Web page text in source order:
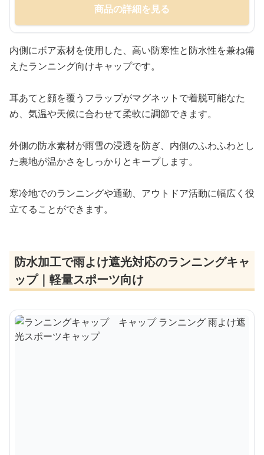
商品の詳細を見る
内側にボア素材を使用した、高い防寒性と防水性を兼ね備
えたランニング向けキャップです。
耳あてと顔を覆うフラップがマグネットで着脱可能なた
め、気温や天候に合わせて柔軟に調節できます。
外側の防水素材が雨雪の浸透を防ぎ、内側のふわふわとし
た裏地が温かさをしっかりとキープします。
寒冷地でのランニングや通勤、アウトドア活動に幅広く役
立てることができます。
防水加工で雨よけ遮光対応のランニングキャ
ップ｜軽量スポーツ向け